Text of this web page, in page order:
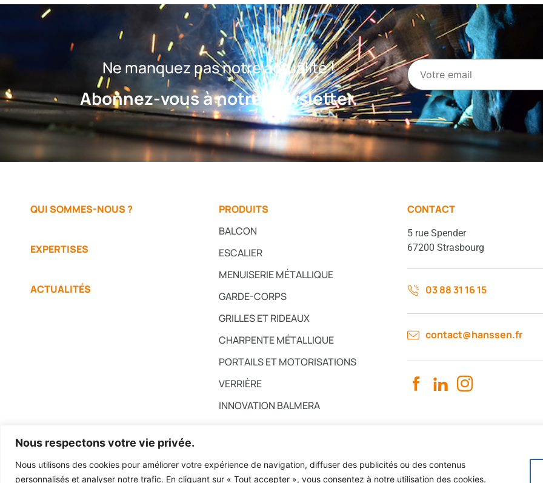
Nous respectons votre vie privée.
Nous utilisons des cookies pour améliorer votre expérience de navigation, diffuser des publicités ou des contenus
personnalisés et analyser notre trafic. En cliquant sur « Tout accepter », vous consentez à notre utilisation des cookies.
Ne manquez pas notre actualité !
Abonnez-vous à notre newsletter.
QUI SOMMES-NOUS ?
EXPERTISES
ACTUALITÉS
PRODUITS
BALCON
ESCALIER
MENUISERIE MÉTALLIQUE
GARDE-CORPS
GRILLES ET RIDEAUX
CHARPENTE MÉTALLIQUE
PORTAILS ET MOTORISATIONS
VERRIÈRE
INNOVATION BALMERA
CONTACT
5 rue Spender
67200 Strasbourg
03 88 31 16 15
contact@hanssen.fr
Mentions légales Politique de confidentialité Crédits : wik* Factory